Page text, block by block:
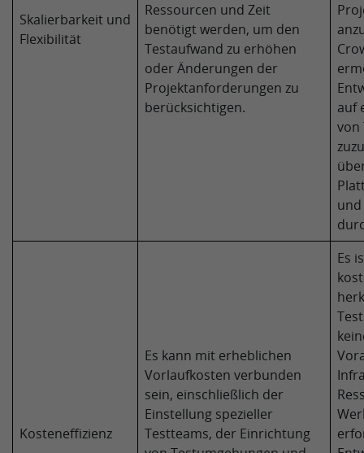
Skalierbarkeit und
Flexibilität
Ressourcen und Zeit
benötigt werden, um den
Testaufwand zu erhöhen
oder Änderungen der
Projektanforderungen zu
berücksichtigen.
auf
von
Kosteneffizienz
Es kann mit erheblichen
Vorlaufkosten verbunden
sein, einschließlich der
Einstellung spezieller
Testteams, der Einrichtung
Es